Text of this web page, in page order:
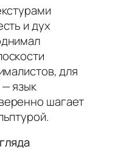
и дух
для
язык
шагает